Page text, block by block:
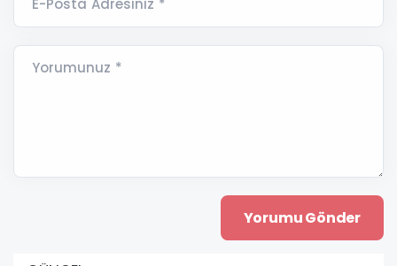
E-Posta Adresiniz *
Yorumunuz *